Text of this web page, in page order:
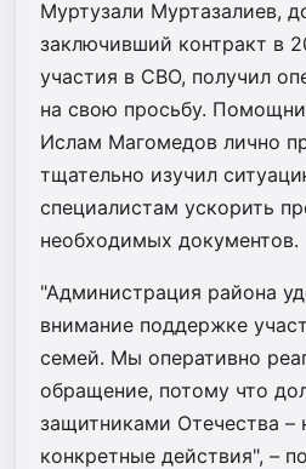
Муртузали Муртазалиев,
заключивший контракт в
участия в СВО, получил
на свою просьбу.
Ислам Магомедов лично
тщательно изучил
специалистам ускорить
необходимых документов.
"Администрация района
внимание поддержке
семей. Мы оперативно
обращение, потому что
защитниками Отечества –
конкретные действия", –